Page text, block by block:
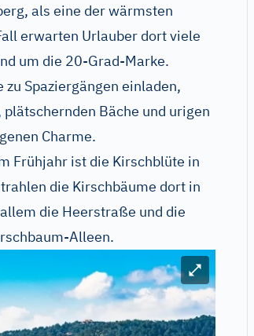
als eine der wärmsten
erwarten Urlauber dort viele
um die 20-Grad-Marke.
Spaziergängen einladen,
Bäche und urigen
Charme.
Frühjahr ist die Kirschblüte in
die Kirschbäume dort in
die Heerstraße und die
Alleen.
Bild